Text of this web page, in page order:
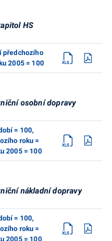
HS
předchozího
2005 = 100
osobní dopravy
= 100,
roku =
= 100
nákladní dopravy
= 100,
roku =
= 100